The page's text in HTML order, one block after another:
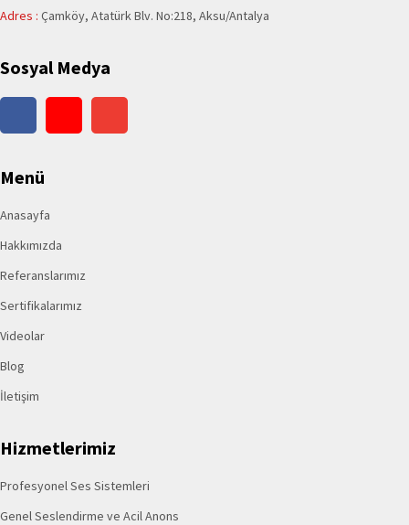
Adres : Çamköy, Atatürk Blv. No:218, Aksu/Antalya
Sosyal Medya
Menü
Anasayfa
Hakkımızda
Referanslarımız
Sertifikalarımız
Videolar
Blog
İletişim
Hizmetlerimiz
Profesyonel Ses Sistemleri
Genel Seslendirme ve Acil Anons